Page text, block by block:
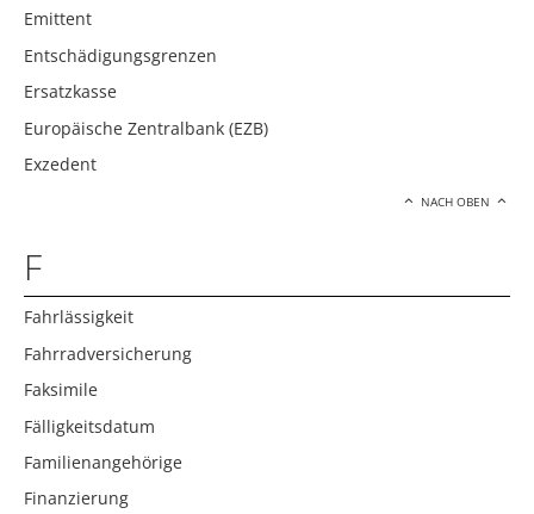
Emittent
Entschädigungsgrenzen
Ersatzkasse
Europäische Zentralbank (EZB)
Exzedent
NACH OBEN
F
Fahrlässigkeit
Fahrradversicherung
Faksimile
Fälligkeitsdatum
Familienangehörige
Finanzierung